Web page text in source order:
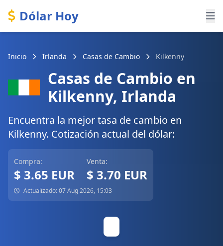
Dólar Hoy
Inicio Irlanda Casas de Cambio Kilkenny
Casas de Cambio en
Kilkenny, Irlanda
Encuentra la mejor tasa de cambio en
Kilkenny. Cotización actual del dólar:
Compra:
$ 3.65 EUR
Venta:
$ 3.70 EUR
Actualizado: 07 Aug 2026, 15:03